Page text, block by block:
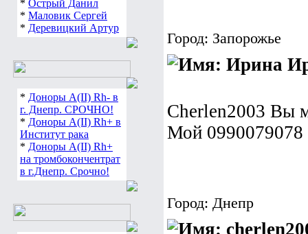
* Острый Данил
* Маловик Сергей
* Деревицкий Артур
* Доноры А(ІІ) Rh- в
г. Днепр. СРОЧНО!
* Доноры А(ІІ) Rh+ в
Институт рака
* Доноры А(ІІ) Rh+
на тромбокончентрат
в г.Днепр. Срочно!
Город: Запорожье
Cherlen2003 Вы
Мой 0990079078
Город: Днепр